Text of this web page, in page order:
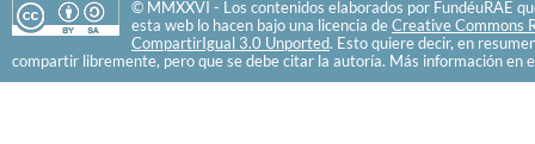
© MMXXVI - Los contenidos elaborados por FundéuRAE
esta web lo hacen bajo una licencia de Creative Commons
CompartirIgual 3.0 Unported. Esto quiere decir, en
compartir libremente, pero que se debe citar la autoría. Más información en